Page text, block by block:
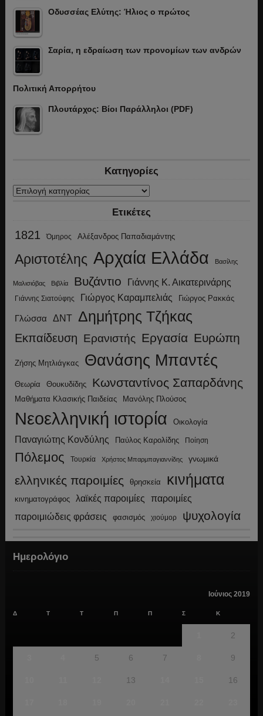
Οδυσσέας Ελύτης: Ήλιος ο πρώτος
Σαρία, η εδραίωση των προνομίων των ανδρών
Πολιτική Απορρήτου
Πλουτάρχος: Βίοι Παράλληλοι (PDF)
Κατηγορίες
Κατηγορίες
Ετικέτες
1821 Όμηρος Αλέξανδρος Παπαδιαμάντης
Αριστοτέλης Αρχαία Ελλάδα Βασίλης
Μαλισιόβας Βιβλία Βυζάντιο Γιάννης Κ. Αικατερινάρης
Γιάννης Σιατούφης Γιώργος Καραμπελιάς Γιώργος Ρακκάς
Γλώσσα ΔΝΤ Δημήτρης Τζήκας
Εκπαίδευση Ερανιστής Εργασία Ευρώπη
Ζήσης Μητλιάγκας Θανάσης Μπαντές
Θεωρία Θουκυδίδης Κωνσταντίνος Σαπαρδάνης
Μαθήματα Κλασικής Παιδείας Μανόλης Πλούσος
Νεοελληνική ιστορία Οικολογία
Παναγιώτης Κονδύλης Παύλος Καρολίδης Ποίηση
Πόλεμος Τουρκία Χρήστος Μπαρμπαγιαννίδης γνωμικά
ελληνικές παροιμίες θρησκεία κινήματα
κινηματογράφος λαϊκές παροιμίες παροιμίες
παροιμιώδεις φράσεις φασισμός χιούμορ ψυχολογία
Ημερολόγιο
Ιούνιος 2019
Δ Τ Τ Π Π Σ Κ
2
5 6 7 9
13 16